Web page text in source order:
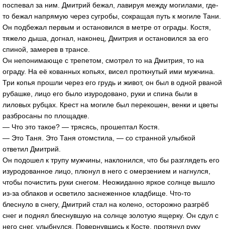
поспевал за ним. Дмитрий бежал, лавируя между могилами, где-
то бежал напрямую через сугробы, сокращая путь к могиле Тани.
Он подбежал первым и остановился в метре от ограды. Костя,
тяжело дыша, догнал, наконец, Дмитрия и остановился за его
спиной, замерев в трансе.
Он непонимающе с трепетом, смотрел то на Дмитрия, то на
ограду. На её кованных копьях, висел проткнутый ими мужчина.
Три копья прошли через его грудь и живот, он был в одной рваной
рубашке, лицо его было изуродовано, руки и спина были в
лиловых рубцах. Крест на могиле был перекошен, венки и цветы
разбросаны по площадке.
— Что это такое? — трясясь, прошептал Костя.
— Это Таня. Это Таня отомстила, — со странной улыбкой
ответил Дмитрий.
Он подошел к трупу мужчины, наклонился, что бы разглядеть его
изуродованное лицо, плюнул в него с омерзением и нагнулся,
чтобы почистить руки снегом. Неожиданно яркое солнце вышло
из-за облаков и осветило заснеженное кладбище. Что-то
блеснуло в снегу, Дмитрий стал на колено, осторожно разгрёб
снег и поднял блеснувшую на солнце золотую ящерку. Он сдул с
него снег, улыбнулся. Повернувшись к Косте, протянул руку